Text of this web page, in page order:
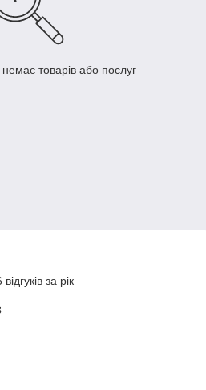
товарів або послуг
за рік